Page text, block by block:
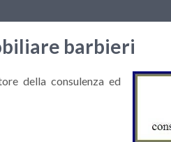
barbieri
della consulenza ed